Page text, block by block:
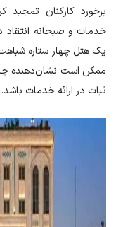
برخورد کارکنان تمجید
خدمات و صبحانه انتقاد
یک هتل چهار ستاره
ممکن است نشان‌دهنده
ثبات در ارائه خدمات باشد.